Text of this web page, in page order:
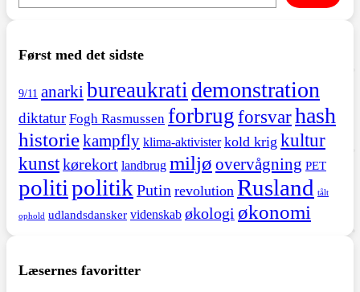
Først med det sidste
9/11 anarki bureaukrati demonstration
diktatur Fogh Rasmussen forbrugforsvarhash
historiekampfly klima-aktivister kold krig kultur
kunstkørekort landbrug miljø overvågning PET
politipolitik Putin revolution Rusland tålt
ophold udlandsdansker videnskab økologi økonomi
Læsernes favoritter